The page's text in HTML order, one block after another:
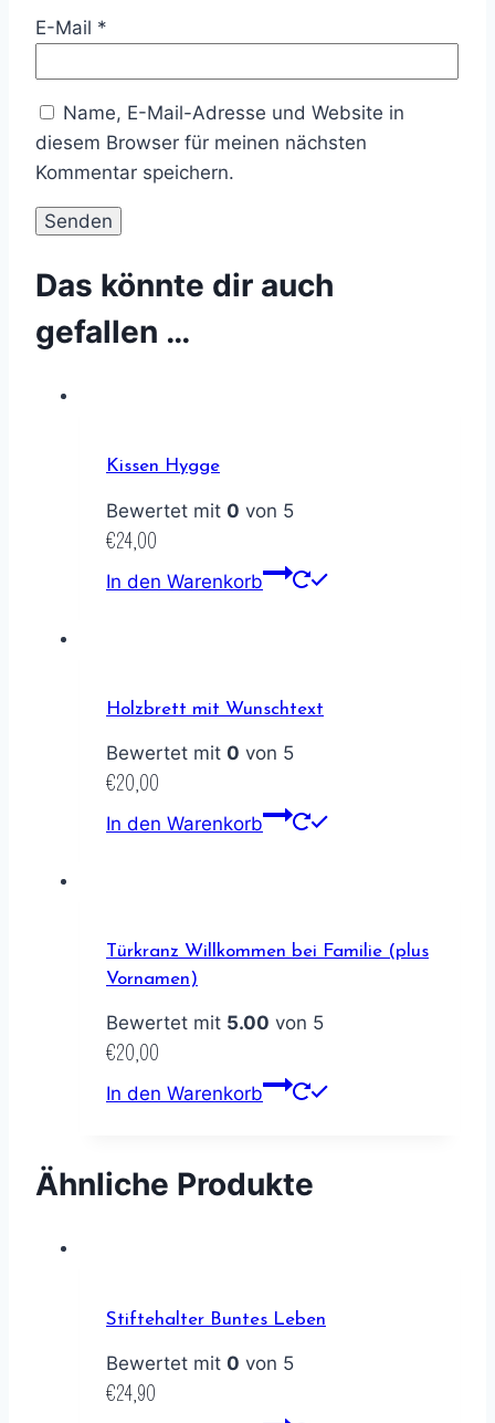
E-Mail *
Name, E-Mail-Adresse und Website in
diesem Browser für meinen nächsten
Kommentar speichern.
Das könnte dir auch
gefallen …
Kissen Hygge
Bewertet mit 0 von 5
€24,00
In den Warenkorb
Holzbrett mit Wunschtext
Bewertet mit 0 von 5
€20,00
In den Warenkorb
Türkranz Willkommen bei Familie (plus
Vornamen)
Bewertet mit 5.00 von 5
€20,00
In den Warenkorb
Ähnliche Produkte
Stiftehalter Buntes Leben
Bewertet mit 0 von 5
€24,90